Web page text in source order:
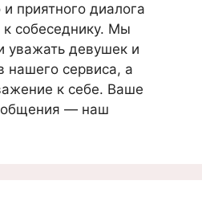
приятного диалога
собеседнику. Мы
уважать девушек и
нашего сервиса, а
к себе. Ваше
общения — наш